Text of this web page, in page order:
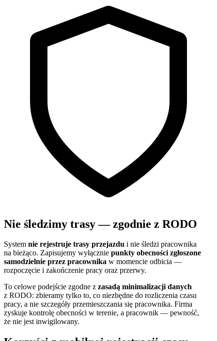
Nie śledzimy trasy — zgodnie z RODO
System nie rejestruje trasy przejazdu i nie śledzi pracownika
na bieżąco. Zapisujemy wyłącznie punkty obecności zgłoszone
samodzielnie przez pracownika w momencie odbicia —
rozpoczęcie i zakończenie pracy oraz przerwy.
To celowe podejście zgodne z zasadą minimalizacji danych
z RODO: zbieramy tylko to, co niezbędne do rozliczenia czasu
pracy, a nie szczegóły przemieszczania się pracownika. Firma
zyskuje kontrolę obecności w terenie, a pracownik — pewność,
że nie jest inwigilowany.